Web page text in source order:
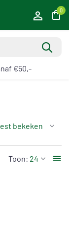
0
€50,-
Toon: